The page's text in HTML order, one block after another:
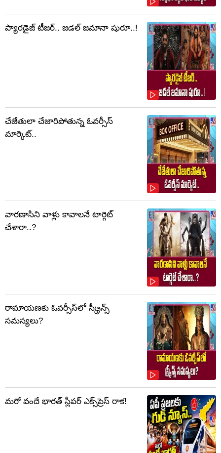
ప్యారడైజ్ టీజర్.. జడల్ జమానా షురూ..!
చేజేతులా చేజారిపోతున్న ఓవర్సీస్
మార్కెట్..
వారణాసిని వాళ్లు కావాలనే టార్గెట్
చేశారా..?
రామాయణకు ఓవర్సీస్‌లో స్క్రీన్స్
సమస్యలు?
మరో వందే భారత్ స్లీపర్ ఎక్స్‌ప్రెస్ రాక!